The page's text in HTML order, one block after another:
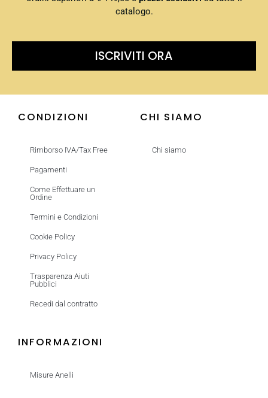
catalogo.
ISCRIVITI ORA
CONDIZIONI
Rimborso IVA/Tax Free
Pagamenti
Come Effettuare un
Ordine
Termini e Condizioni
Cookie Policy
Privacy Policy
Trasparenza Aiuti
Pubblici
Recedi dal contratto
CHI SIAMO
Chi siamo
INFORMAZIONI
Misure Anelli